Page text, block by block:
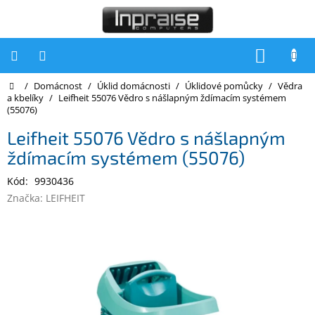
Počítače
Počítače
Notebooky
Tiskárny
Domů
/ Domácnost / Úklid domácnosti / Úklidové pomůcky / Vědra
a kbelíky / Leifheit 55076 Vědro s nášlapným ždímacím systémem
(55076)
Leifheit 55076 Vědro s nášlapným
ždímacím systémem (55076)
Kód: 9930436
Značka: LEIFHEIT